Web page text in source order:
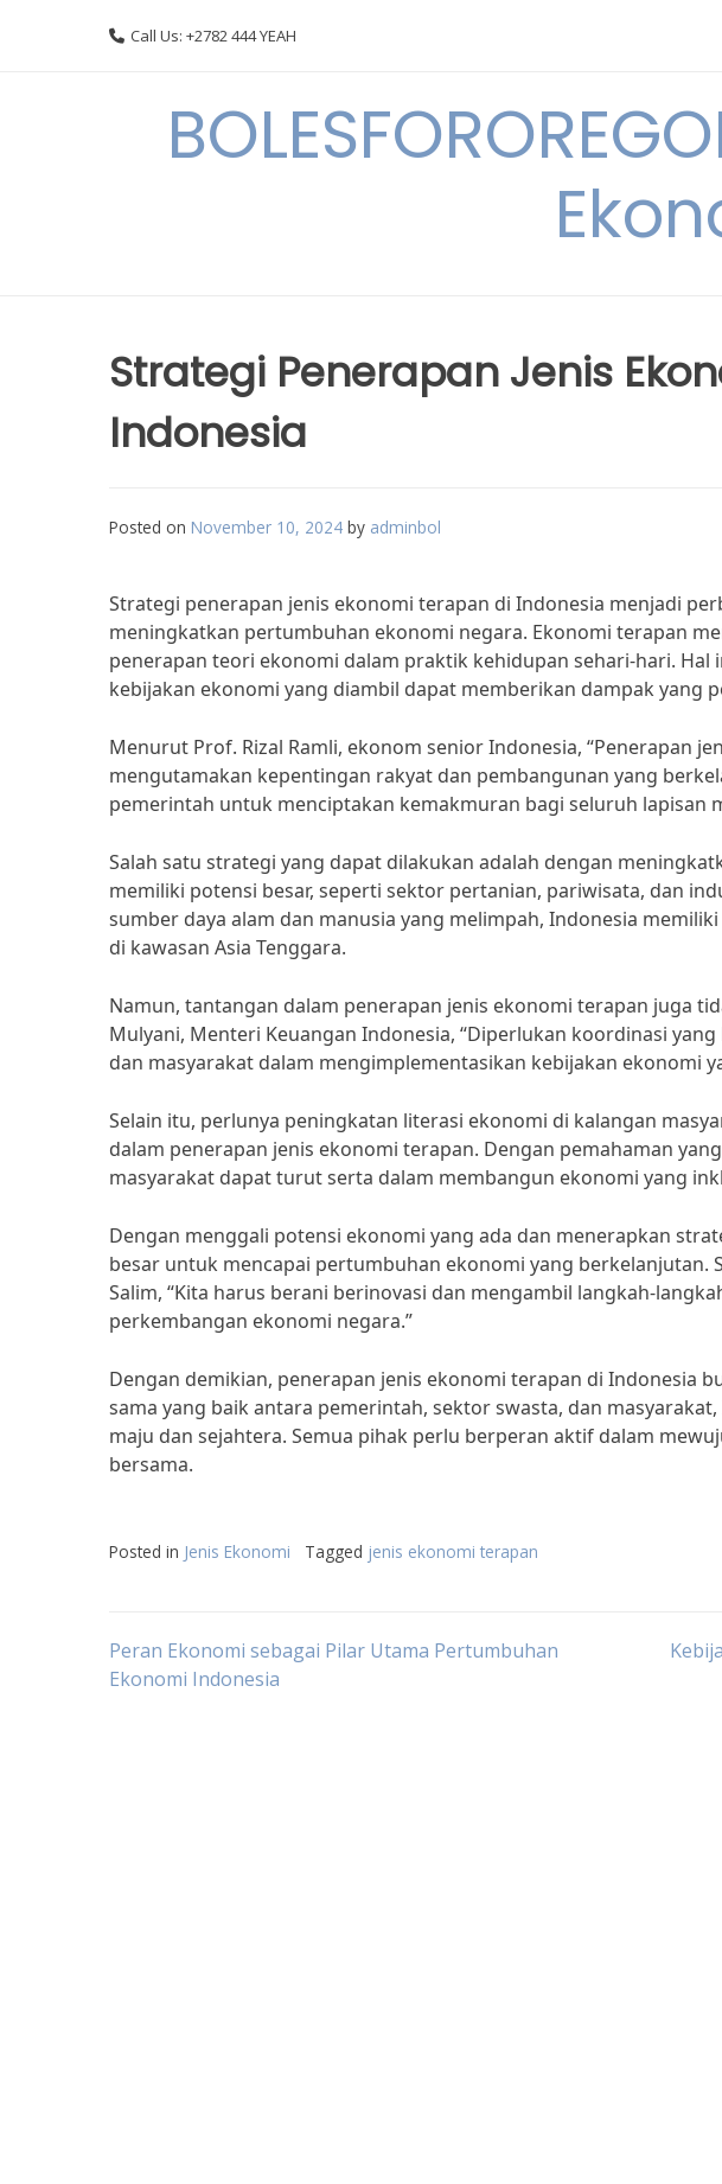
Call Us: +2782 444 YEAH
Strategi Penerapan Jenis
Indonesia
Posted on November 10, 2024 by adminbol
Strategi penerapan jenis ekonomi terapan di Indonesia menjadi
meningkatkan pertumbuhan ekonomi negara. Ekonomi terapan
penerapan teori ekonomi dalam praktik kehidupan sehari-hari.
kebijakan ekonomi yang diambil dapat memberikan dampak yang
Menurut Prof. Rizal Ramli, ekonom senior Indonesia, “Penerapan
mengutamakan kepentingan rakyat dan pembangunan yang
pemerintah untuk menciptakan kemakmuran bagi seluruh lapisan
Salah satu strategi yang dapat dilakukan adalah dengan
memiliki potensi besar, seperti sektor pertanian, pariwisata, dan
sumber daya alam dan manusia yang melimpah, Indonesia
di kawasan Asia Tenggara.
Namun, tantangan dalam penerapan jenis ekonomi terapan juga
Mulyani, Menteri Keuangan Indonesia, “Diperlukan koordinasi
dan masyarakat dalam mengimplementasikan kebijakan ekonomi
Selain itu, perlunya peningkatan literasi ekonomi di kalangan
dalam penerapan jenis ekonomi terapan. Dengan pemahaman
masyarakat dapat turut serta dalam membangun ekonomi yang
Dengan menggali potensi ekonomi yang ada dan menerapkan
besar untuk mencapai pertumbuhan ekonomi yang berkelanjutan.
Salim, “Kita harus berani berinovasi dan mengambil langkah-
perkembangan ekonomi negara.”
Dengan demikian, penerapan jenis ekonomi terapan di Indonesia
sama yang baik antara pemerintah, sektor swasta, dan
maju dan sejahtera. Semua pihak perlu berperan aktif dalam
bersama.
Posted in Jenis Ekonomi Tagged jenis ekonomi terapan
Post
Peran Ekonomi sebagai Pilar Utama Pertumbuhan
Ekonomi Indonesia